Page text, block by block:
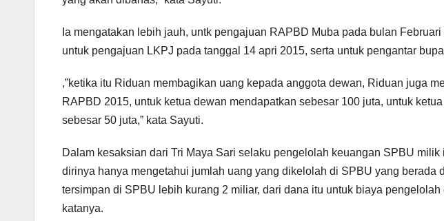
Ia mengatakan lebih jauh, untk pengajuan RAPBD Muba pada bulan
untuk pengajuan LKPJ pada tanggal 14 apri 2015, serta untuk pengantar
,”ketika itu Riduan membagikan uang kepada anggota dewan, Riduan juga
RAPBD 2015, untuk ketua dewan mendapatkan sebesar 100 juta, untuk
sebesar 50 juta,” kata Sayuti.
Dalam kesaksian dari Tri Maya Sari selaku pengelolah keuangan SPBU
dirinya hanya mengetahui jumlah uang yang dikelolah di SPBU yang berada
tersimpan di SPBU lebih kurang 2 miliar, dari dana itu untuk biaya
katanya.